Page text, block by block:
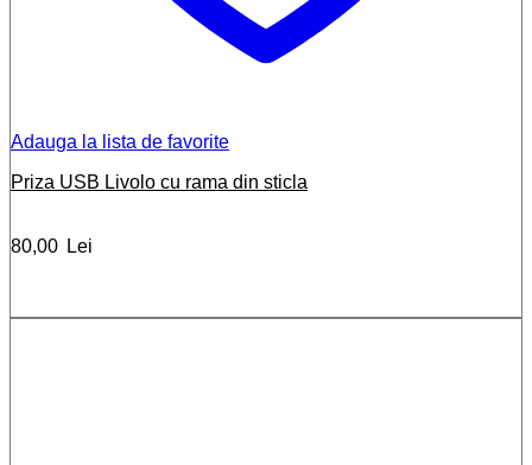
Adauga la lista de favorite
Priza USB Livolo cu rama din sticla
80,00 Lei